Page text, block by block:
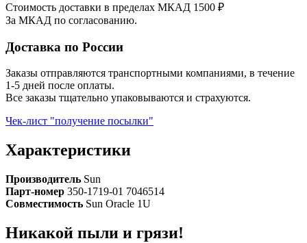
Стоимость доставки в пределах МКАД 1500 ₽
За МКАД по согласованию.
Доставка по России
Заказы отправляются транспортными компаниями, в течение
1-5 дней после оплаты.
Все заказы тщательно упаковываются и страхуются.
Чек-лист "получение посылки"
Характеристики
Производитель Sun
Парт-номер 350-1719-01 7046514
Совместимость Sun Oracle 1U
Никакой пыли и грязи!